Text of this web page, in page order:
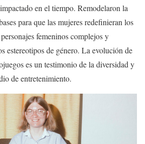
en el tiempo. Remodelaron la
para que las mujeres redefinieran los
femeninos complejos y
estereotipos de género. La evolución de
es un testimonio de la diversidad y
de entretenimiento.